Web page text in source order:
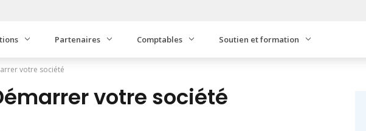
Partenaires Comptables Soutien et formation
votre société
votre société